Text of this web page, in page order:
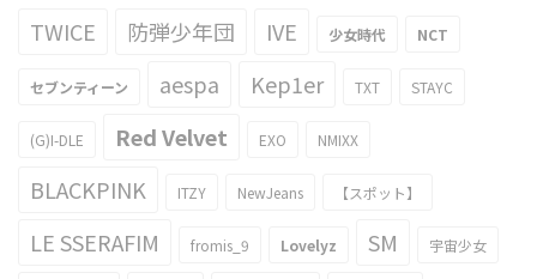
TWICE 防弾少年団 IVE 少女時代 NCT
セブンティーン aespa Kep1er TXT STAYC
(G)I-DLE Red Velvet EXO NMIXX
BLACKPINK ITZY NewJeans 【スポット】
LE SSERAFIM fromis_9 Lovelyz SM 宇宙少女